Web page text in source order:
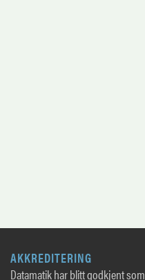
AKKREDITERING
Datamatik har blitt godkjent